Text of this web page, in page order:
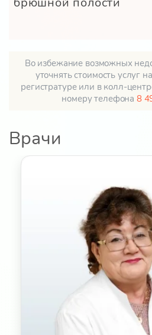
Во избежание возможных
уточнять стоимость услуг
регистратуре или в колл-
номеру телефона 8
Врачи